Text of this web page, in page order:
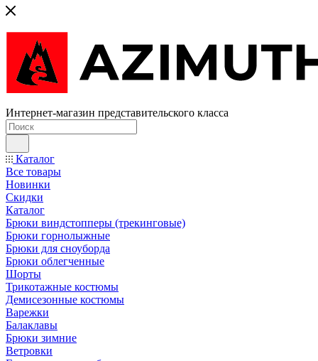
Интернет-магазин представительского класса
Каталог
Все товары
Новинки
Скидки
Каталог
Брюки виндстопперы (трекинговые)
Брюки горнолыжные
Брюки для сноуборда
Брюки облегченные
Шорты
Трикотажные костюмы
Демисезонные костюмы
Варежки
Балаклавы
Брюки зимние
Ветровки